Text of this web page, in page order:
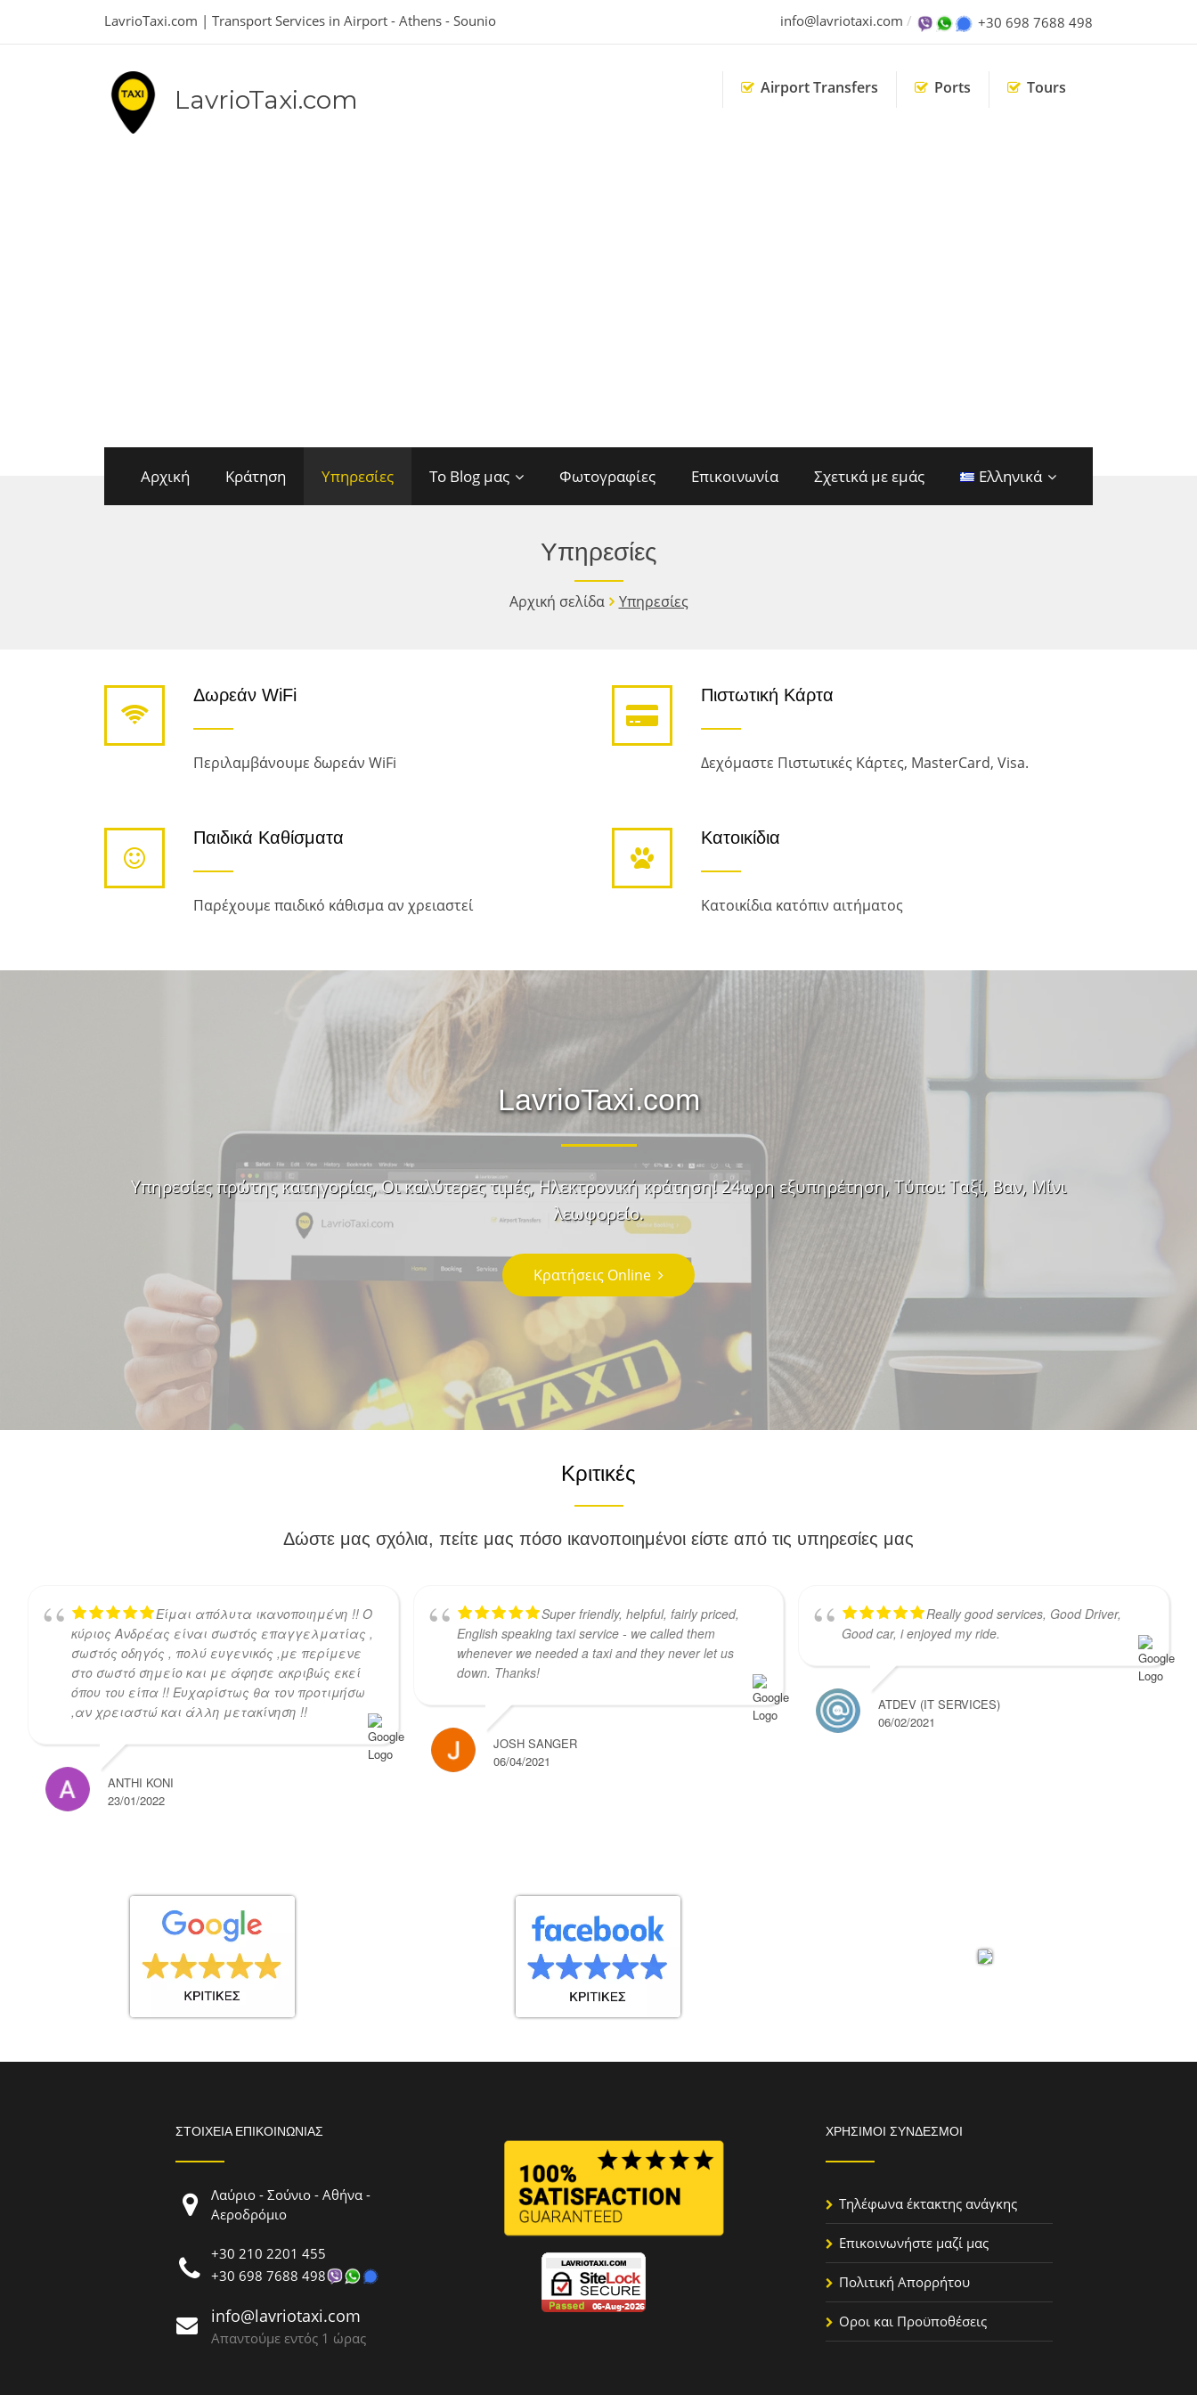
LavrioTaxi.com | Transport Services in Airport - Athens - Sounio info@lavriotaxi.com +30 698 7688 498
LavrioTaxi.com Airport Transfers Ports Tours
Αρχική Κράτηση Υπηρεσίες Το Blog μας Φωτογραφίες Επικοινωνία Σχετικά με εμάς Ελληνικά
Υπηρεσίες
Αρχική σελίδα Υπηρεσίες
Δωρεάν WiFi
Περιλαμβάνουμε δωρεάν WiFi
Πιστωτική Κάρτα
Δεχόμαστε Πιστωτικές Κάρτες, MasterCard, Visa.
Παιδικά Καθίσματα
Παρέχουμε παιδικό κάθισμα αν χρειαστεί
Κατοικίδια
Κατοικίδια κατόπιν αιτήματος
LavrioTaxi.com
Υπηρεσίες πρώτης κατηγορίας, Οι καλύτερες τιμές, Ηλεκτρονική κράτηση! 24ωρη εξυπηρέτηση, Τύποι: Ταξί, Βαν, Μίνι
λεωφορείο.
Κρατήσεις Online
Κριτικές
Δώστε μας σχόλια, πείτε μας πόσο ικανοποιημένοι είστε από τις υπηρεσίες μας
Είμαι απόλυτα ικανοποιημένη !! Ο
κύριος Ανδρέας είναι σωστός επαγγελματίας ,
σωστός οδηγός , πολύ ευγενικός ,με περίμενε
στο σωστό σημείο και με άφησε ακριβώς εκεί
όπου του είπα !! Ευχαρίστως θα τον προτιμήσω
,αν χρειαστώ και άλλη μετακίνηση !!
ANTHI KONI
23/01/2022
Super friendly, helpful, fairly priced,
English speaking taxi service - we called them
whenever we needed a taxi and they never let us
down. Thanks!
JOSH SANGER
06/04/2021
Really good services, Good Driver,
Good car, i enjoyed my ride.
ATDEV (IT SERVICES)
06/02/2021
ΣΤΟΙΧΕΊΑ ΕΠΙΚΟΙΝΩΝΊΑΣ
Λαύριο - Σούνιο - Αθήνα -
Αεροδρόμιο
+30 210 2201 455
+30 698 7688 498
info@lavriotaxi.com
Απαντούμε εντός 1 ώρας
ΧΡΉΣΙΜΟΙ ΣΎΝΔΕΣΜΟΙ
Τηλέφωνα έκτακτης ανάγκης
Επικοινωνήστε μαζί μας
Πολιτική Απορρήτου
Οροι και Προϋποθέσεις